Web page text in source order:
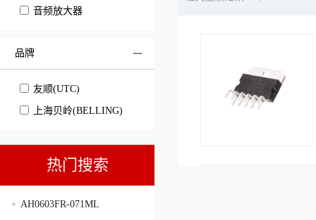
音频放大器
品牌
友顺(UTC)
上海贝岭(BELLING)
热门搜索
AH0603FR-071ML